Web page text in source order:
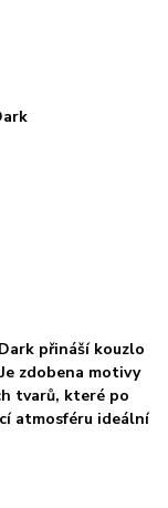
přináší kouzlo
zdobena motivy
tvarů, které po
atmosféru ideální